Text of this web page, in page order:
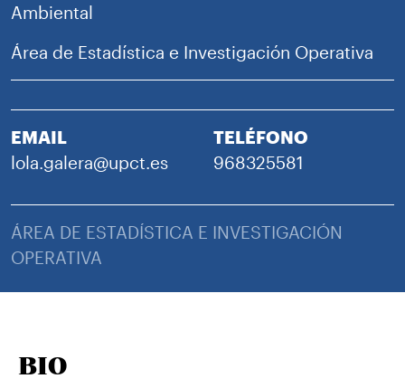
Ambiental
Área de Estadística e Investigación Operativa
EMAIL
lola.galera@upct.es
TELÉFONO
968325581
ÁREA DE ESTADÍSTICA E INVESTIGACIÓN
OPERATIVA
BIO